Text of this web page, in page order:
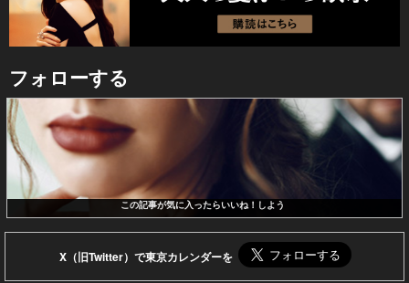
フォローする
この記事が気に入ったらいいね！しよう
X（旧Twitter）で東京カレンダーを